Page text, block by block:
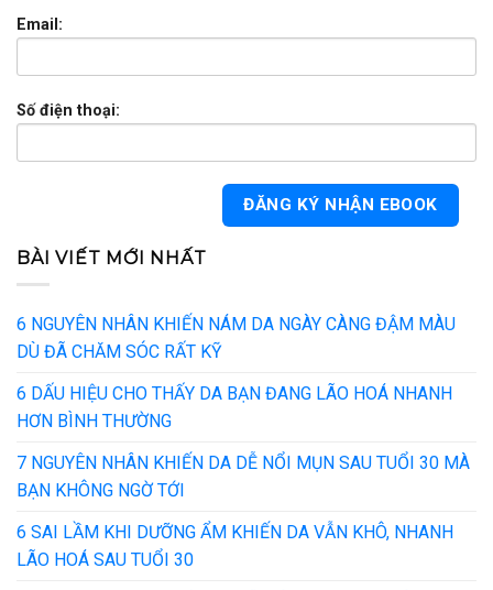
Email:
Số điện thoại:
BÀI VIẾT MỚI NHẤT
6 NGUYÊN NHÂN KHIẾN NÁM DA NGÀY CÀNG ĐẬM MÀU
DÙ ĐÃ CHĂM SÓC RẤT KỸ
6 DẤU HIỆU CHO THẤY DA BẠN ĐANG LÃO HOÁ NHANH
HƠN BÌNH THƯỜNG
7 NGUYÊN NHÂN KHIẾN DA DỄ NỔI MỤN SAU TUỔI 30 MÀ
BẠN KHÔNG NGỜ TỚI
6 SAI LẦM KHI DƯỠNG ẨM KHIẾN DA VẪN KHÔ, NHANH
LÃO HOÁ SAU TUỔI 30